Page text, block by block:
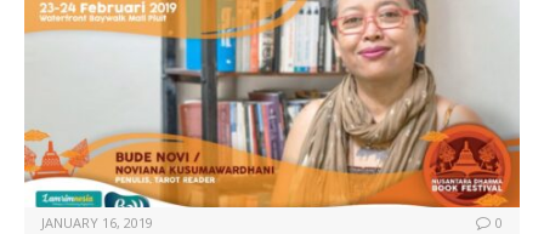
JANUARY 16, 2019 0